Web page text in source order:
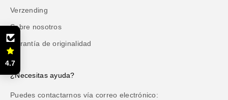
Verzending
Sobre nosotros
Garantía de originalidad
¿Necesitas ayuda?
Puedes contactarnos vía correo electrónico:
4.7